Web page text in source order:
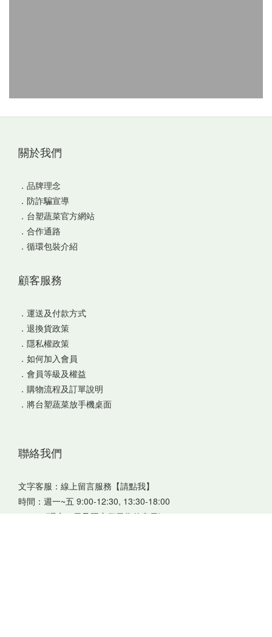
關於我們
． 品牌理念
． 防詐騙宣導
． 台塑蔬菜官方網站
． 合作通路
． 循環包裝介紹
顧客服務
． 運送及付款方式
． 退換貨政策
． 隱私權政策
． 如何加入會員
． 會員等級及權益
． 購物流程及訂單說明
． 將台塑蔬菜放手機桌面
聯絡我們
文字客服： 線上留言服務【請點我】
時間：週一~五 9:00-12:30, 13:30-18:00
(週六、日及國定假日為休息日)